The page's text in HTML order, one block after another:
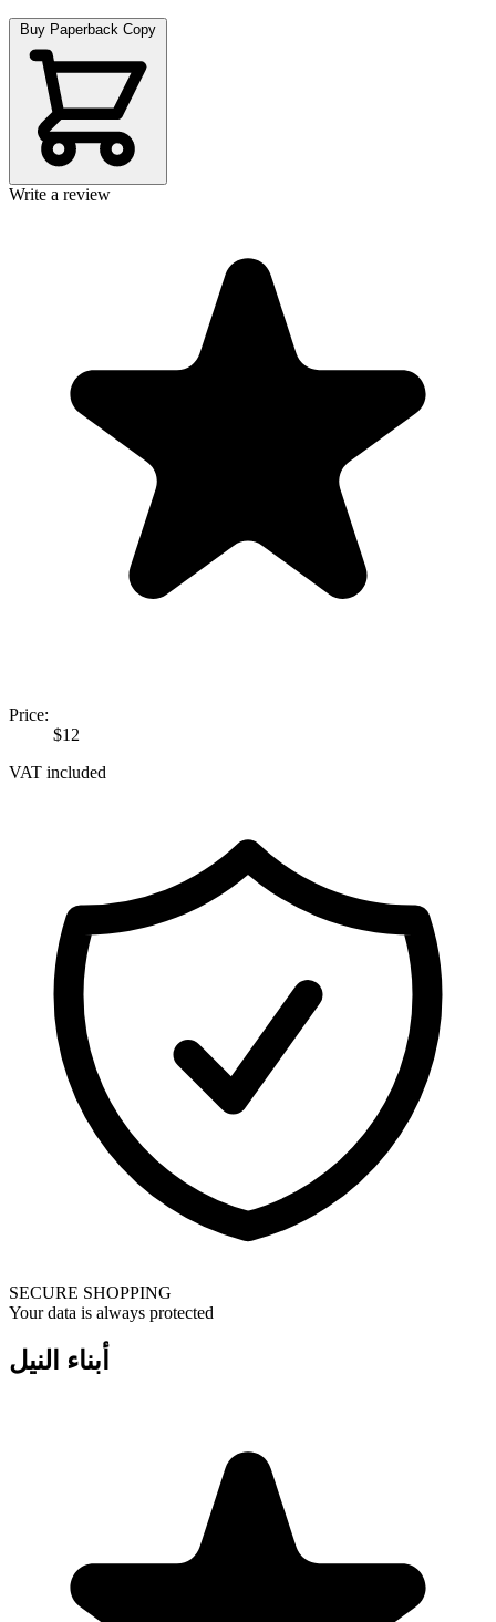
Buy Paperback Copy
Write a review
Price:
$12
VAT included
SECURE SHOPPING
Your data is always protected
أبناء النيل